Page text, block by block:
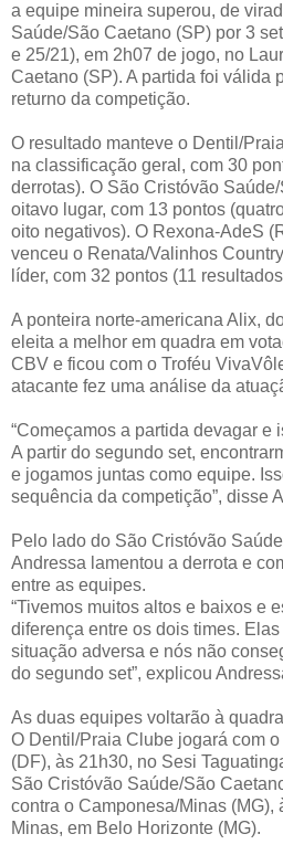
a equipe mineira superou, de
Saúde/São Caetano (SP) por 3
e 25/21), em 2h07 de jogo, no
Caetano (SP). A partida foi válida
returno da competição.
O resultado manteve o Dentil/
na classificação geral, com 30
derrotas). O São Cristóvão
oitavo lugar, com 13 pontos
oito negativos). O Rexona-AdeS
venceu o Renata/Valinhos
líder, com 32 pontos (11
A ponteira norte-americana Alix,
eleita a melhor em quadra em
CBV e ficou com o Troféu
atacante fez uma análise da
“Começamos a partida devagar e
A partir do segundo set,
e jogamos juntas como equipe.
sequência da competição”, disse
Pelo lado do São Cristóvão
Andressa lamentou a derrota e
entre as equipes.
“Tivemos muitos altos e baixos e
diferença entre os dois times.
situação adversa e nós não
do segundo set”, explicou
As duas equipes voltarão à
O Dentil/Praia Clube jogará com
(DF), às 21h30, no Sesi
São Cristóvão Saúde/São
contra o Camponesa/Minas (MG),
Minas, em Belo Horizonte (MG).